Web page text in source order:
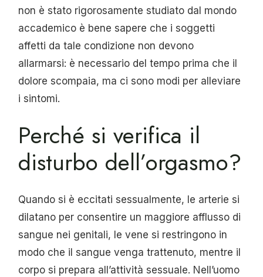
non è stato rigorosamente studiato dal mondo
accademico è bene sapere che i soggetti
affetti da tale condizione non devono
allarmarsi: è necessario del tempo prima che il
dolore scompaia, ma ci sono modi per alleviare
i sintomi.
Perché si verifica il
disturbo dell’orgasmo?
Quando si è eccitati sessualmente, le arterie si
dilatano per consentire un maggiore afflusso di
sangue nei genitali, le vene si restringono in
modo che il sangue venga trattenuto, mentre il
corpo si prepara all’attività sessuale. Nell’uomo